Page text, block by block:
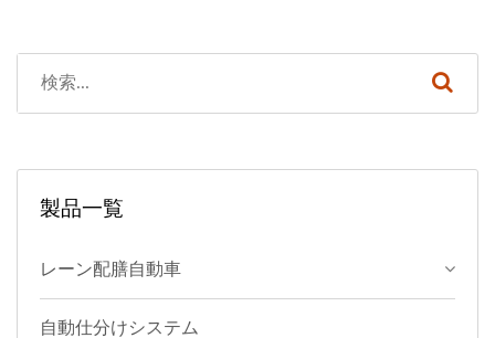
製品一覧
レーン配膳自動車
自動仕分けシステム